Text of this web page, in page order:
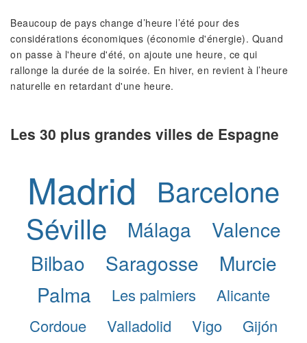
Beaucoup de pays change d’heure l’été pour des
considérations économiques (économie d'énergie). Quand
on passe à l'heure d'été, on ajoute une heure, ce qui
rallonge la durée de la soirée. En hiver, en revient à l’heure
naturelle en retardant d'une heure.
Les 30 plus grandes villes de Espagne
Madrid
Barcelone
Séville
Málaga
Valence
Bilbao
Saragosse
Murcie
Palma
Les palmiers
Alicante
Cordoue
Valladolid Vigo
Gijón